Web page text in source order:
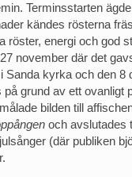
Terminsstarten
kändes rösterna
energi och god
november där det
kyrka och den
grund av ett ovanligt
bilden till
och avslutades
(där publiken